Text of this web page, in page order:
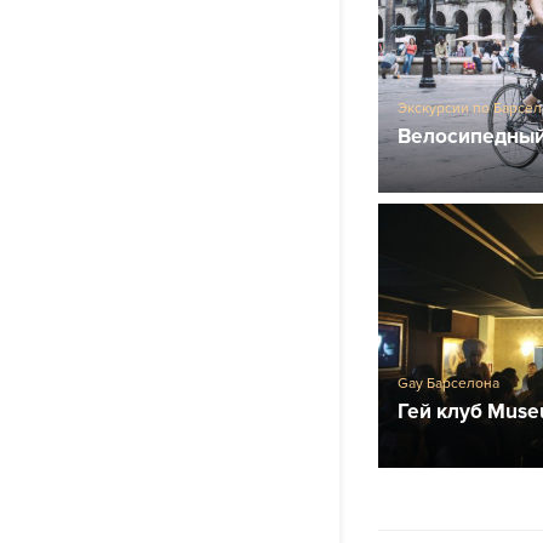
Экскурсии по
Gay Барселона
Гей клуб